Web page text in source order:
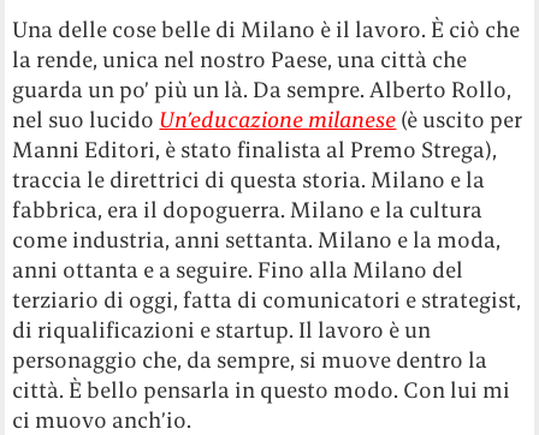
Una delle cose belle di Milano è il lavoro. È ciò che
la rende, unica nel nostro Paese, una città che
guarda un po’ più un là. Da sempre. Alberto Rollo,
nel suo lucido Un’educazione milanese (è uscito per
Manni Editori, è stato finalista al Premo Strega),
traccia le direttrici di questa storia. Milano e la
fabbrica, era il dopoguerra. Milano e la cultura
come industria, anni settanta. Milano e la moda,
anni ottanta e a seguire. Fino alla Milano del
terziario di oggi, fatta di comunicatori e strategist,
di riqualificazioni e startup. Il lavoro è un
personaggio che, da sempre, si muove dentro la
città. È bello pensarla in questo modo. Con lui mi
ci muovo anch’io.